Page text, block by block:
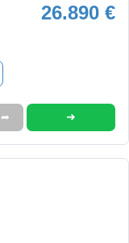
26.890 €
➦ ➜